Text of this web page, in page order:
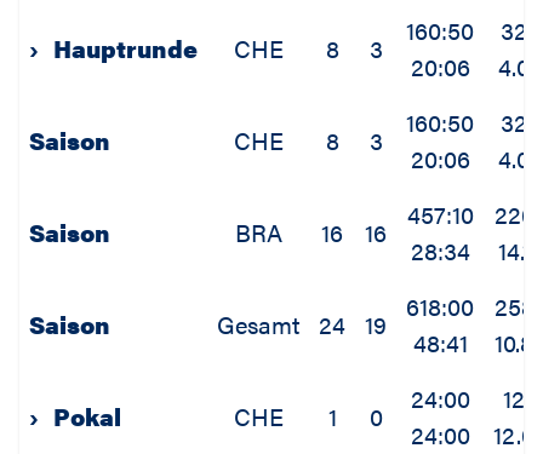
› Hauptrunde CHE 8 3
160:50
20:06
32
4.0
Saison CHE 8 3
160:50
20:06
32
4.0
Saison BRA 16 16
457:10
28:34
226
14.1
Saison Gesamt 24 19
618:00
48:41
258
10.8
› Pokal CHE 1 0
24:00
24:00
12
12.0